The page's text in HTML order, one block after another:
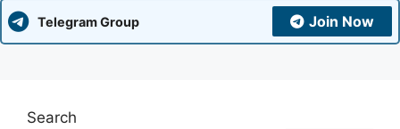
Telegram Group Join Now
Search